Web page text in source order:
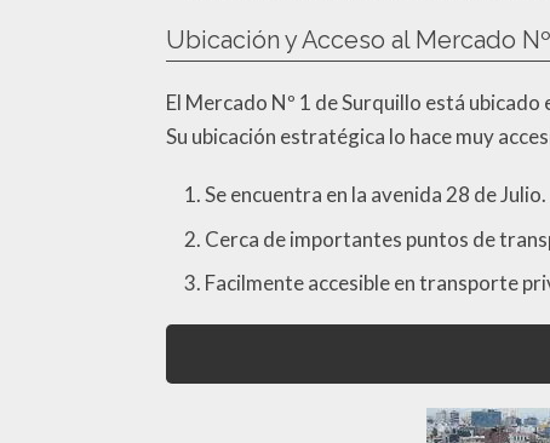
Ubicación y Acceso al Mercado
El Mercado Nº 1 de Surquillo está
Su ubicación estratégica lo hace muy
Se encuentra en la avenida 28 de Julio.
Cerca de importantes puntos de
Facilmente accesible en transporte